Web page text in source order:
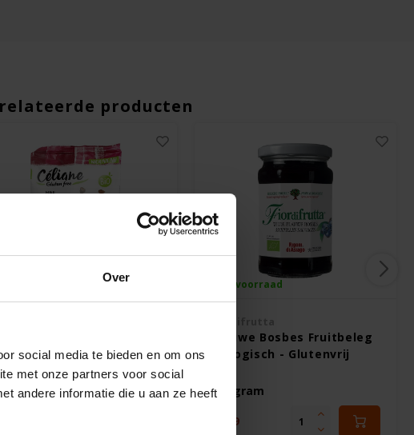
Over
social media te bieden en om ons
met onze partners voor social
andere informatie die u aan ze heeft
producten
gram
Op voorraad
Blauwe Bosbes Fruitbeleg
Biologisch - Glutenvrij
250 gram
€3,99